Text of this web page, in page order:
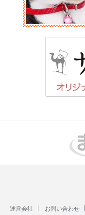
運営会社 お問い合わせ